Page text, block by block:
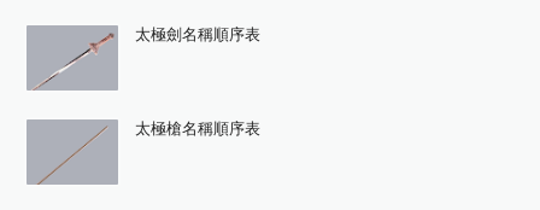
太極劍名稱順序表
太極槍名稱順序表